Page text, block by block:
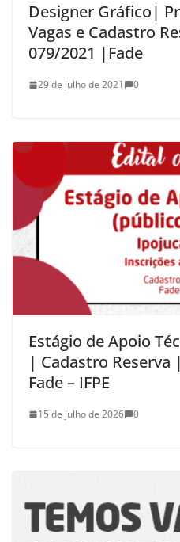
Designer Gráfico|
Vagas e Cadastro
079/2021 |Fade
29 de julho de 2021 0
Estágio de Apoio
| Cadastro Reserva
Fade – IFPE
15 de julho de 2026 0